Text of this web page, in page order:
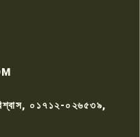
ঢুকে স্কুল শিক্ষিকাকে হত্যা
ট্যাংকি থেকে লাশ উদ্ধার
সন্ত্রাসী হামলায় গুরুতর
০১৭১২-০২৬৫৩৯,